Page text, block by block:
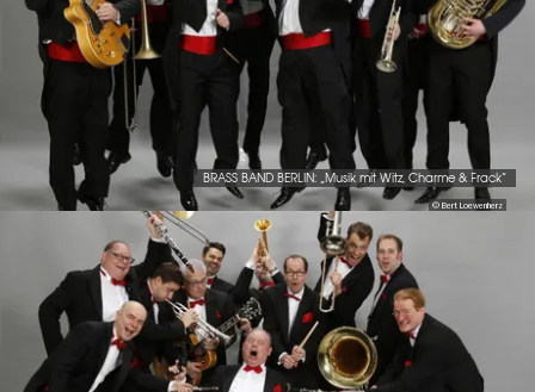
© Bert Loewenherz
BRASS BAND BERLIN: „Musik mit Witz, Charme & Frack“